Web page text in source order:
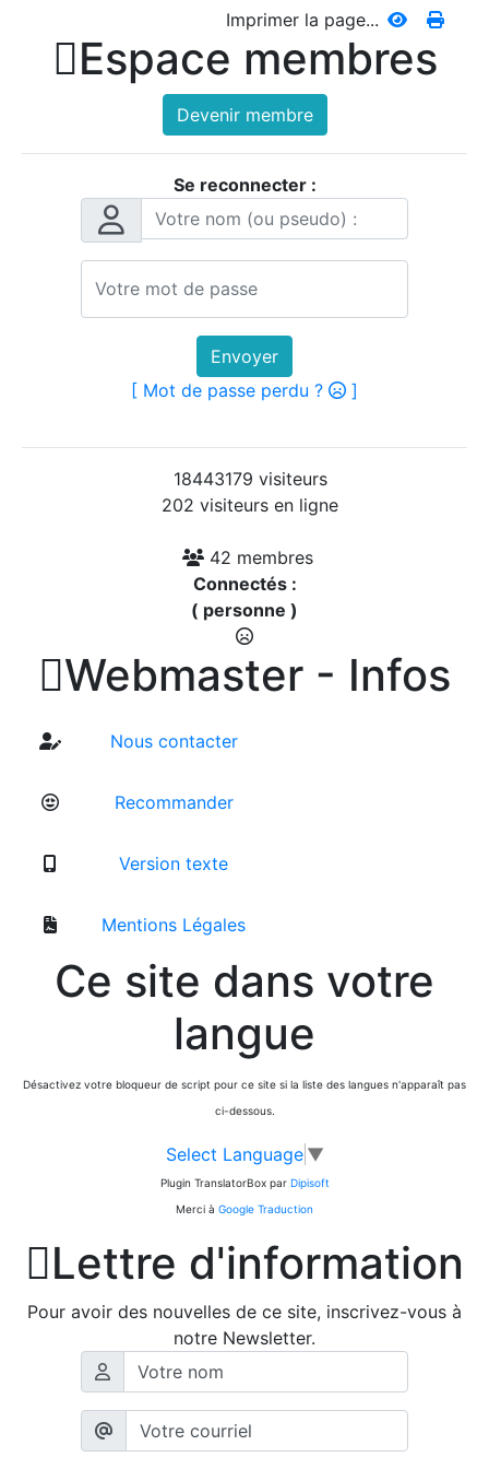
Imprimer la page...
Espace membres
Devenir membre
Se reconnecter :
Envoyer
[ Mot de passe perdu ?
]
18443179 visiteurs
202 visiteurs en ligne
42 membres
Connectés :
( personne )
Webmaster - Infos
Nous contacter
Recommander
Version texte
Mentions Légales
Ce site dans votre
langue
Désactivez votre bloqueur de script pour ce site si la liste des langues n'apparaît pas
ci-dessous.
Select Language ▼
Plugin TranslatorBox par Dipisoft
Merci à Google Traduction
Lettre d'information
Pour avoir des nouvelles de ce site, inscrivez-vous à
notre Newsletter.